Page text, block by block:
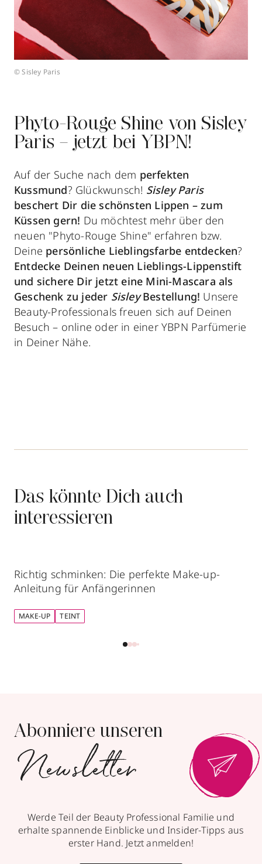
© Sisley Paris
Phyto-Rouge Shine von Sisley
Paris – jetzt bei YBPN!
Auf der Suche nach dem perfekten
Kussmund? Glückwunsch! Sisley Paris
beschert Dir die schönsten Lippen – zum
Küssen gern! Du möchtest mehr über den
neuen "Phyto-Rouge Shine" erfahren bzw.
Deine persönliche Lieblingsfarbe entdecken?
Entdecke Deinen neuen Lieblings-Lippenstift
und sichere Dir jetzt eine Mini-Mascara als
Geschenk zu jeder SisleyBestellung! Unsere
Beauty-Professionals freuen sich auf Deinen
Besuch – online oder in einer YBPN Parfümerie
in Deiner Nähe.
Das könnte Dich auch
interessieren
Richtig schminken: Die perfekte Make-up-
Anleitung für Anfängerinnen
MAKE-UP TEINT
Abonniere unseren
Newsletter
Werde Teil der Beauty Professional Familie und
erhalte spannende Einblicke und Insider-Tipps aus
erster Hand. Jetzt anmelden!